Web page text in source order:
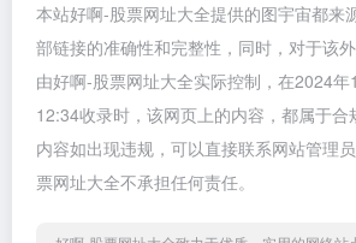
本站好啊-股票网址大全提供的图宇宙都来
部链接的准确性和完整性，同时，对于该
由好啊-股票网址大全实际控制，在2024
12:34收录时，该网页上的内容，都属于合
内容如出现违规，可以直接联系网站管理
票网址大全不承担任何责任。